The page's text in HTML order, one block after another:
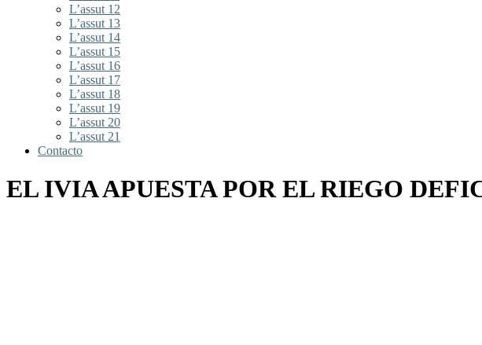
L’assut 12
L’assut 13
L’assut 14
L’assut 15
L’assut 16
L’assut 17
L’assut 18
L’assut 19
L’assut 20
L’assut 21
Contacto
EL IVIA APUESTA POR EL RIEGO